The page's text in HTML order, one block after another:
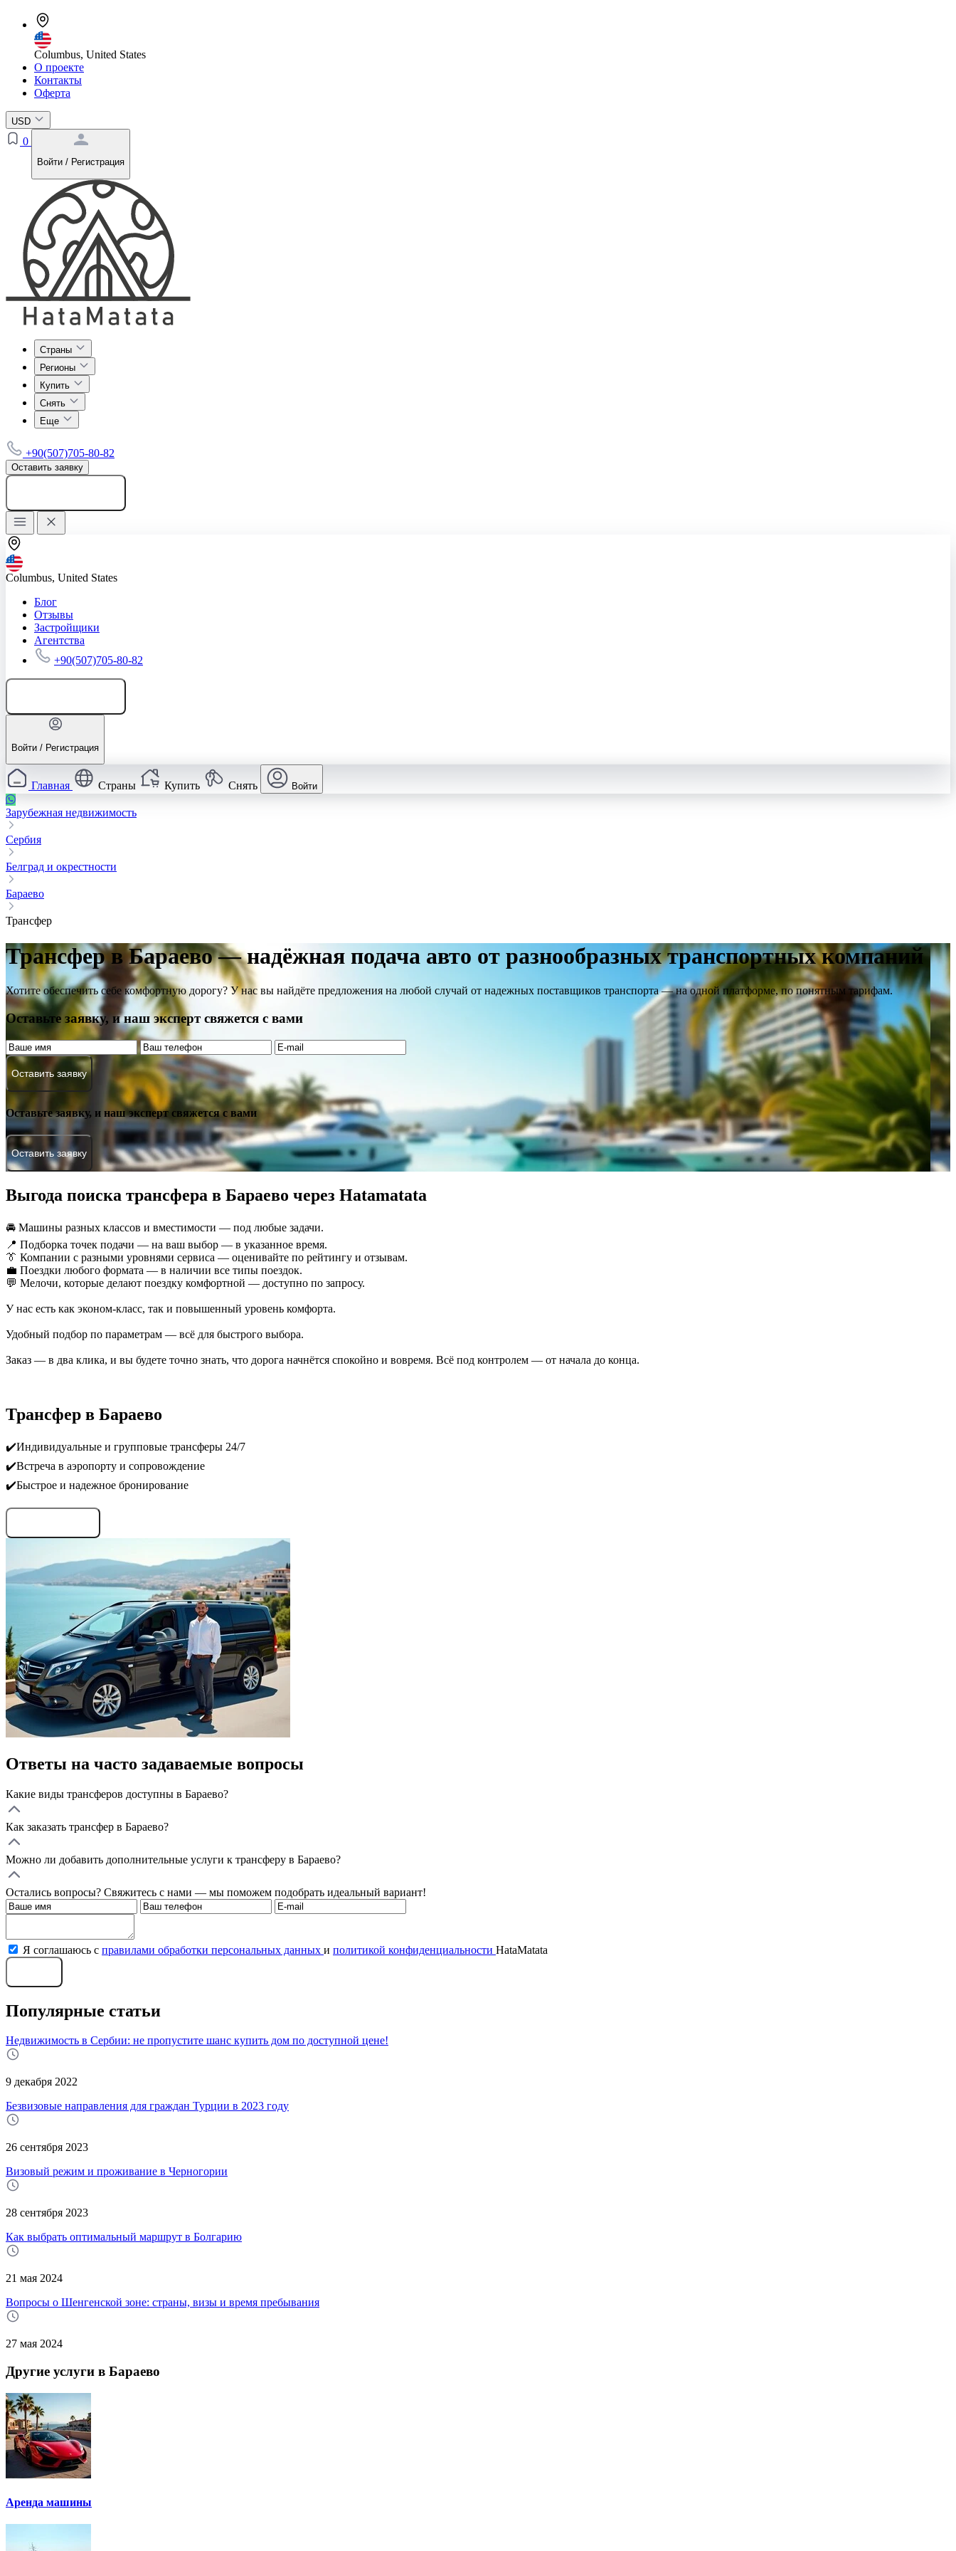
Columbus, United States
О проекте
Контакты
Оферта
USD
0
Войти / Регистрация
Страны
Регионы
Купить
Снять
Еще
+90(507)705-80-82
Оставить заявку
Columbus, United States
Блог
Отзывы
Застройщики
Агентства
+90(507)705-80-82
Войти / Регистрация
Главная Страны Купить Снять Войти
Зарубежная недвижимость
Сербия
Белград и окрестности
Бараево
Трансфер
Трансфер в Бараево — надёжная подача авто от разнообразных транспортных компаний
Хотите обеспечить себе комфортную дорогу? У нас вы найдёте предложения на любой случай от надежных поставщиков транспорта — на одной платформе, по понятным тарифам.
Оставьте заявку, и наш эксперт свяжется с вами
Оставить заявку
Оставьте заявку, и наш эксперт свяжется с вами
Оставить заявку
Выгода поиска трансфера в Бараево через Hatamatata
🚘 Машины разных классов и вместимости — под любые задачи.
📍 Подборка точек подачи — на ваш выбор — в указанное время.
👔 Компании с разными уровнями сервиса — оценивайте по рейтингу и отзывам.
💼 Поездки любого формата — в наличии все типы поездок.
💬 Мелочи, которые делают поездку комфортной — доступно по запросу.
У нас есть как эконом-класс, так и повышенный уровень комфорта.
Удобный подбор по параметрам — всё для быстрого выбора.
Заказ — в два клика, и вы будете точно знать, что дорога начнётся спокойно и вовремя. Всё под контролем — от начала до конца.
Трансфер в Бараево
✔️Индивидуальные и групповые трансферы 24/7
✔️Встреча в аэропорту и сопровождение
✔️Быстрое и надежное бронирование
Ответы на часто задаваемые вопросы
Какие виды трансферов доступны в Бараево?
Как заказать трансфер в Бараево?
Можно ли добавить дополнительные услуги к трансферу в Бараево?
Остались вопросы? Свяжитесь с нами — мы поможем подобрать идеальный вариант!
Я соглашаюсь с правилами обработки персональных данных и политикой конфиденциальности HataMatata
Популярные статьи
Недвижимость в Сербии: не пропустите шанс купить дом по доступной цене!
9 декабря 2022
Безвизовые направления для граждан Турции в 2023 году
26 сентября 2023
Визовый режим и проживание в Черногории
28 сентября 2023
Как выбрать оптимальный маршрут в Болгарию
21 мая 2024
Вопросы о Шенгенской зоне: страны, визы и время пребывания
27 мая 2024
Другие услуги в Бараево
Аренда машины